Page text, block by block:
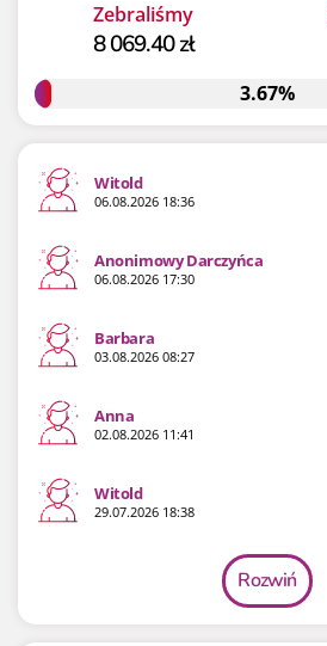
Zebraliśmy
8 069.40 zł
3.67%
3.67%
Witold
06.08.2026 18:36
Anonimowy Darczyńca
06.08.2026 17:30
Barbara
03.08.2026 08:27
Anna
02.08.2026 11:41
Witold
29.07.2026 18:38
Rozwiń